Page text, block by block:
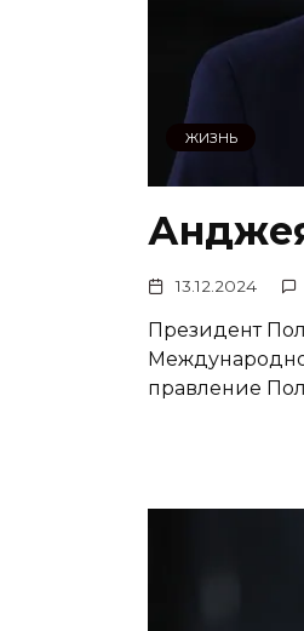
ЖИЗНЬ
13.12.2024
Президент
правление